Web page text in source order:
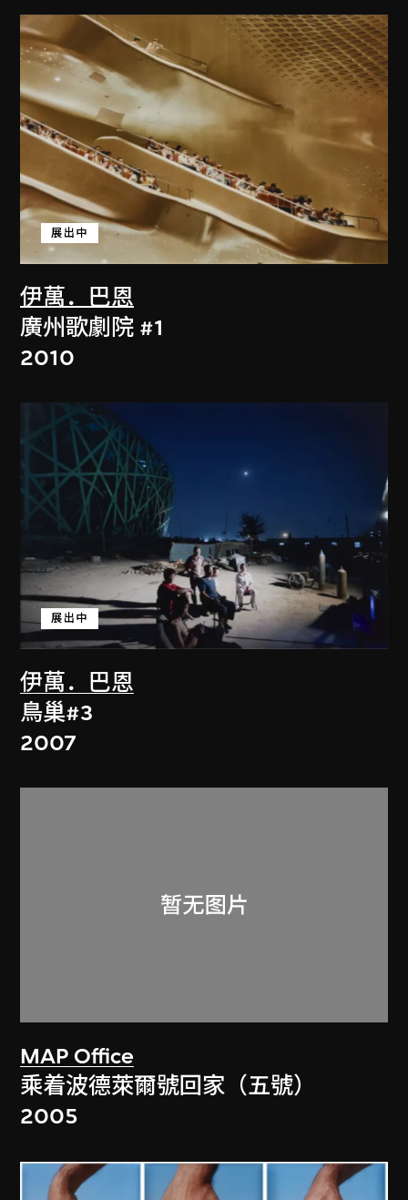
伊萬．巴恩
展出中
廣州歌劇院 #1
2010
伊萬．巴恩
展出中
鳥巢#3
2007
MAP Office
乘着波德萊爾號回家（五號）
2005